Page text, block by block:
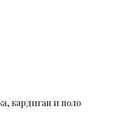
кардиган и поло